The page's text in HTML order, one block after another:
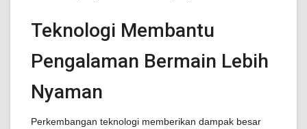
Teknologi Membantu
Pengalaman Bermain Lebih
Nyaman
Perkembangan teknologi memberikan dampak besar